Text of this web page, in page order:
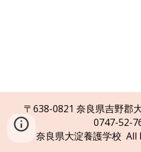
〒638-0821 奈良県吉野郡
0747-52-
奈良県大淀養護学校 All